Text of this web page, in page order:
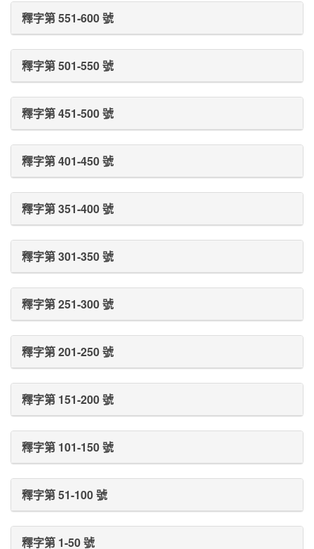
釋字第 551-600 號
釋字第 501-550 號
釋字第 451-500 號
釋字第 401-450 號
釋字第 351-400 號
釋字第 301-350 號
釋字第 251-300 號
釋字第 201-250 號
釋字第 151-200 號
釋字第 101-150 號
釋字第 51-100 號
釋字第 1-50 號